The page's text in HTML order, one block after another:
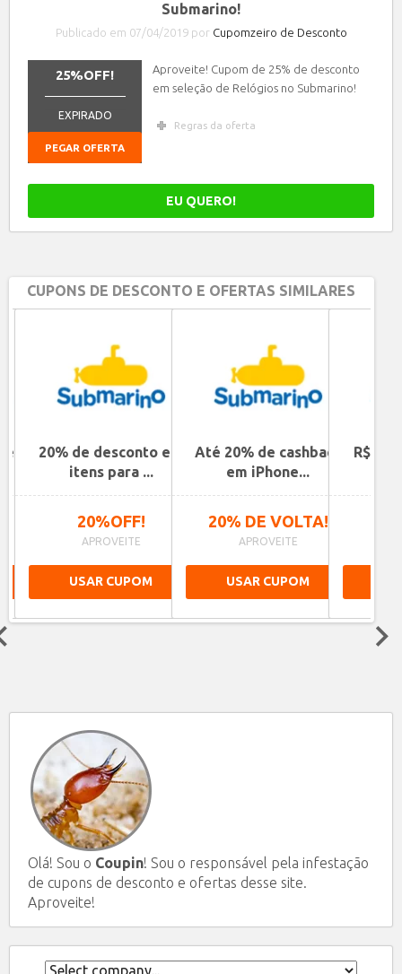
Submarino!
Publicado em 07/04/2019 por Cupomzeiro de Desconto
25%OFF!
EXPIRADO
PEGAR OFERTA
Aproveite! Cupom de 25% de desconto
em seleção de Relógios no Submarino!
Regras da oferta
EU QUERO!
CUPONS DE DESCONTO E OFERTAS SIMILARES
20% de desconto em
itens para ...
20%OFF!
APROVEITE
USAR CUPOM
Até 20% de cashback
em iPhone...
20% DE VOLTA!
APROVEITE
USAR CUPOM
Olá! Sou o Coupin! Sou o responsável pela infestação
de cupons de desconto e ofertas desse site.
Aproveite!